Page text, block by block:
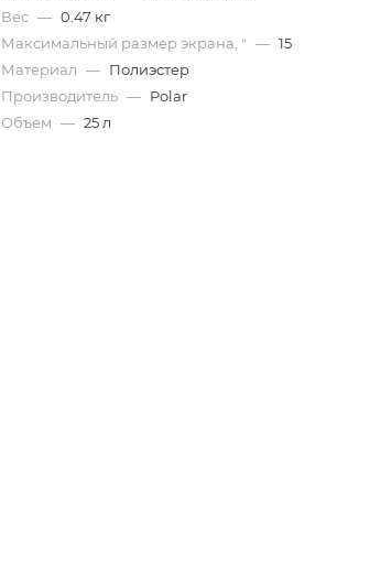
Вес — 0.47 кг
Максимальный размер экрана, " — 15
Материал — Полиэстер
Производитель — Polar
Объем — 25 л